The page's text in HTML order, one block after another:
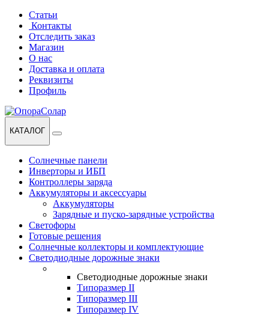
Перейти
навигации
Перейти
содержанию
Статьи
Контакты
Отследить заказ
Магазин
О нас
Доставка и оплата
Реквизиты
Профиль
КАТАЛОГ
Солнечные панели
Инверторы и ИБП
Контроллеры заряда
Аккумуляторы и аксессуары
Аккумуляторы
Зарядные и пуско-зарядные устройства
Светофоры
Готовые решения
Солнечные коллекторы и комплектующие
Светодиодные дорожные знаки
Светодиодные дорожные знаки
Типоразмер II
Типоразмер III
Типоразмер IV